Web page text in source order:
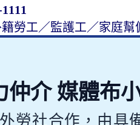
勞工／監護工／家庭幫
仲介 媒體布
勞社合作，由具